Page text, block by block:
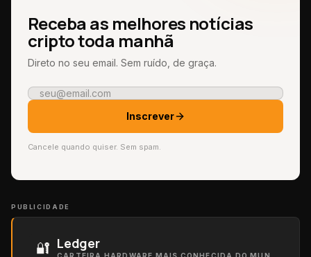
Receba as melhores notícias
cripto toda manhã
Direto no seu email. Sem ruído, de graça.
Inscrever
Cancele quando quiser. Sem spam.
PUBLICIDADE
🔐 Ledger